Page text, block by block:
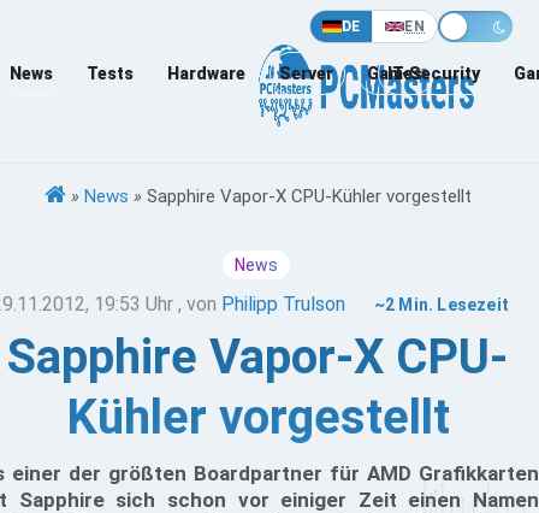
DE EN
News Tests Hardware Server Games
IT-Security
» News » Sapphire Vapor-X CPU-Kühler vorgestellt
News
19:53 Uhr , von Philipp Trulson ~2 Min. Lesezeit
Sapphire Vapor-X CPU-
Kühler vorgestellt
einer der größten Boardpartner für AMD Grafikkarten
Sapphire sich schon vor einiger Zeit einen Namen